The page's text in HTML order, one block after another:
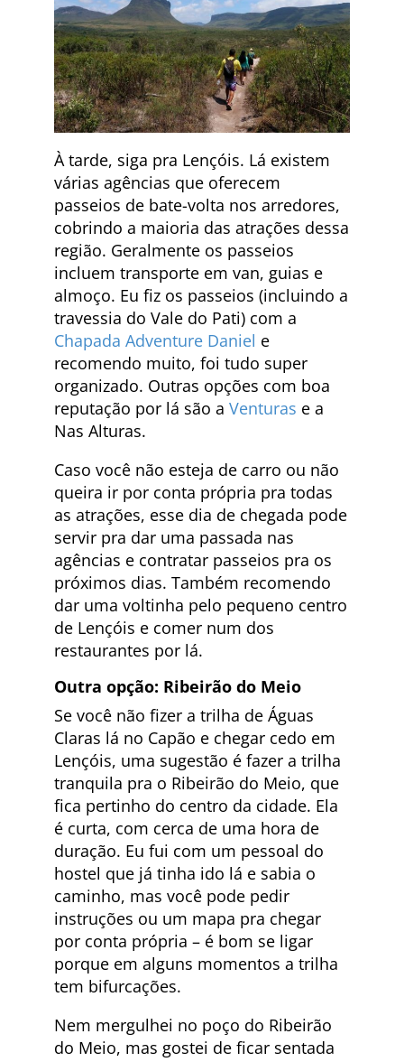
À tarde, siga pra Lençóis. Lá existem
várias agências que oferecem
passeios de bate-volta nos arredores,
cobrindo a maioria das atrações dessa
região. Geralmente os passeios
incluem transporte em van, guias e
almoço. Eu fiz os passeios (incluindo a
travessia do Vale do Pati) com a
Chapada Adventure Daniel e
recomendo muito, foi tudo super
organizado. Outras opções com boa
reputação por lá são a Venturas e a
Nas Alturas.
Caso você não esteja de carro ou não
queira ir por conta própria pra todas
as atrações, esse dia de chegada pode
servir pra dar uma passada nas
agências e contratar passeios pra os
próximos dias. Também recomendo
dar uma voltinha pelo pequeno centro
de Lençóis e comer num dos
restaurantes por lá.
Outra opção: Ribeirão do Meio
Se você não fizer a trilha de Águas
Claras lá no Capão e chegar cedo em
Lençóis, uma sugestão é fazer a trilha
tranquila pra o Ribeirão do Meio, que
fica pertinho do centro da cidade. Ela
é curta, com cerca de uma hora de
duração. Eu fui com um pessoal do
hostel que já tinha ido lá e sabia o
caminho, mas você pode pedir
instruções ou um mapa pra chegar
por conta própria – é bom se ligar
porque em alguns momentos a trilha
tem bifurcações.
Nem mergulhei no poço do Ribeirão
do Meio, mas gostei de ficar sentada